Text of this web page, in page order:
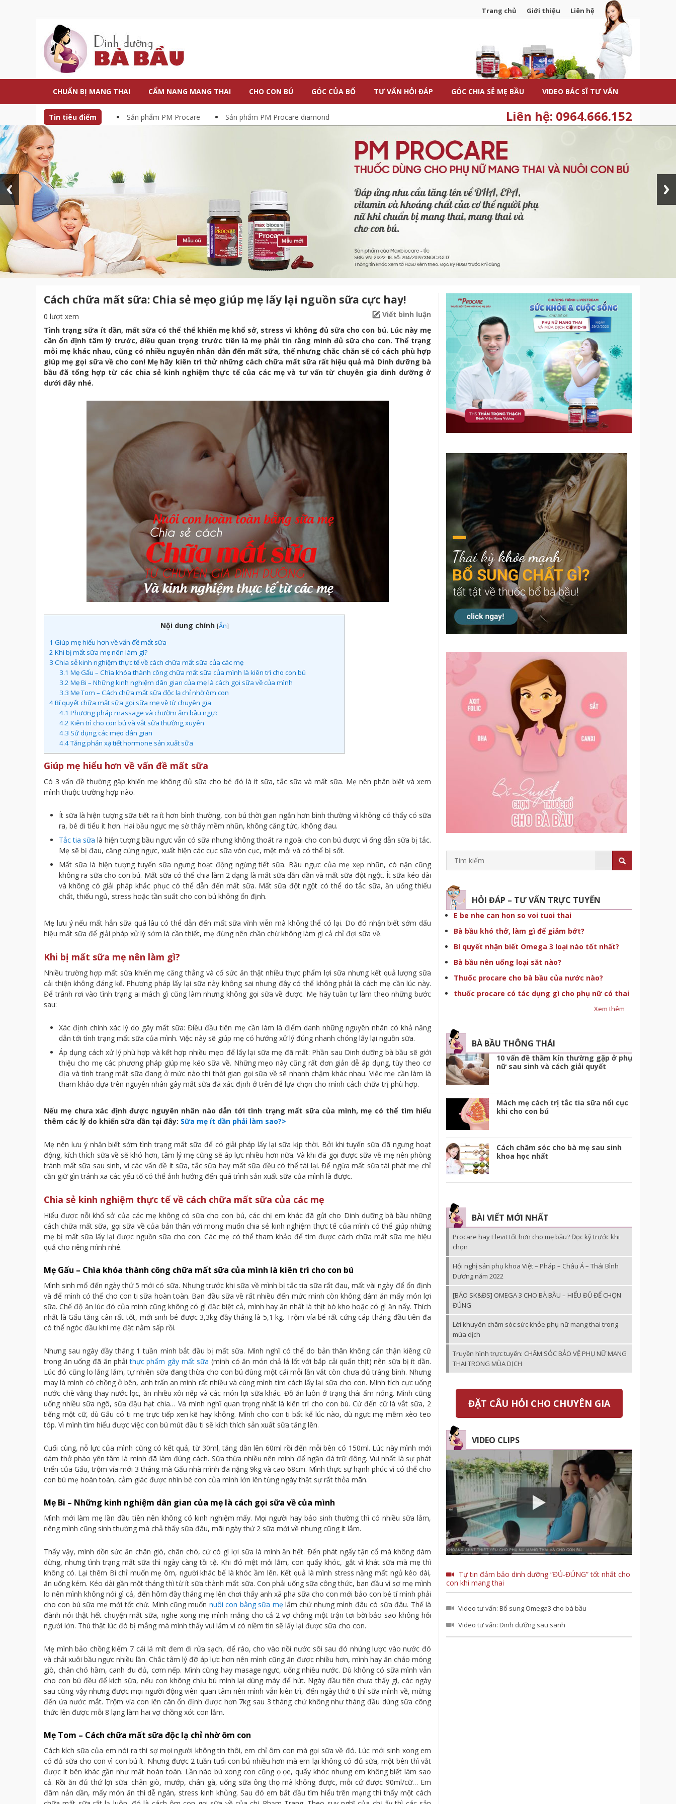
Trang chủ Giới thiệu Liên hệ
CHUẨN BỊ MANG THAI CẨM NANG MANG THAI CHO CON BÚ GÓC CỦA BỐ TƯ VẤN HỎI ĐÁP GÓC CHIA SẺ MẸ BẦU VIDEO BÁC SĨ TƯ VẤN
Tin tiêu điểm Sản phẩm PM Procare Sản phẩm PM Procare diamond Liên hệ: 0964.666.152
Cách chữa mất sữa: Chia sẻ mẹo giúp mẹ lấy lại nguồn sữa cực hay!
0 lượt xem
Viết bình luận
Tình trạng sữa ít dần, mất sữa có thể thể khiến mẹ khổ sở, stress vì không đủ sữa cho con bú. Lúc này mẹ
cần ổn định tâm lý trước, điều quan trọng trước tiên là mẹ phải tin rằng mình đủ sữa cho con. Thể trạng
mỗi mẹ khác nhau, cũng có nhiều nguyên nhân dẫn đến mất sữa, thế nhưng chắc chắn sẽ có cách phù hợp
giúp mẹ gọi sữa về cho con! Mẹ hãy kiên trì thử những cách chữa mất sữa rất hiệu quả mà Dinh dưỡng bà
bầu đã tổng hợp từ các chia sẻ kinh nghiệm thực tế của các mẹ và tư vấn từ chuyên gia dinh dưỡng ở
dưới đây nhé.
Nội dung chính [Ẩn]
1 Giúp mẹ hiểu hơn về vấn đề mất sữa
2 Khi bị mất sữa mẹ nên làm gì?
3 Chia sẻ kinh nghiệm thực tế về cách chữa mất sữa của các mẹ
3.1 Mẹ Gấu – Chìa khóa thành công chữa mất sữa của mình là kiên trì cho con bú
3.2 Mẹ Bi – Những kinh nghiệm dân gian của mẹ là cách gọi sữa về của mình
3.3 Mẹ Tom – Cách chữa mất sữa độc lạ chỉ nhờ ôm con
4Bí quyết chữa mất sữa gọi sữa mẹ về từ chuyên gia
4.1 Phương pháp massage và chườm ấm bầu ngực
4.2 Kiên trì cho con bú và vắt sữa thường xuyên
4.3 Sử dụng các mẹo dân gian
4.4Tăng phản xạ tiết hormone sản xuất sữa
Giúp mẹ hiểu hơn về vấn đề mất sữa
Có 3 vấn đề thường gặp khiến mẹ không đủ sữa cho bé đó là ít sữa, tắc sữa và mất sữa. Mẹ nên phân biệt và xem
mình thuộc trường hợp nào.
Ít sữa là hiện tượng sữa tiết ra ít hơn bình thường, con bú thời gian ngắn hơn bình thường vì không có thấy có sữa
ra, bé đi tiểu ít hơn. Hai bầu ngực mẹ sờ thấy mềm nhũn, không căng tức, không đau.
Tắc tia sữa là hiện tượng bầu ngực vẫn có sữa nhưng không thoát ra ngoài cho con bú được vì ống dẫn sữa bị tắc.
Mẹ sẽ bị đau, căng cứng ngực, xuất hiện các cục sữa vón cục, mệt mỏi và có thể bị sốt.
Mất sữa là hiện tượng tuyến sữa ngưng hoạt động ngừng tiết sữa. Bầu ngực của mẹ xẹp nhũn, có nặn cũng
không ra sữa cho con bú. Mất sữa có thể chia làm 2 dạng là mất sữa dần dần và mất sữa đột ngột. Ít sữa kéo dài
và không có giải pháp khắc phục có thể dẫn đến mất sữa. Mất sữa đột ngột có thể do tắc sữa, ăn uống thiếu
chất, thiếu ngủ, stress hoặc tần suất cho con bú không ổn định.
Mẹ lưu ý nếu mất hẳn sữa quá lâu có thể dẫn đến mất sữa vĩnh viễn mà không thể có lại. Do đó nhận biết sớm dấu
hiệu mất sữa để giải pháp xử lý sớm là cần thiết, mẹ đừng nên chần chừ không làm gì cả chỉ đợi sữa về.
Khi bị mất sữa mẹ nên làm gì?
Nhiều trường hợp mất sữa khiến mẹ căng thẳng và cố sức ăn thật nhiều thực phẩm lợi sữa nhưng kết quả lượng sữa
cải thiện không đáng kể. Phương pháp lấy lại sữa này không sai nhưng đây có thể không phải là cách mẹ cần lúc này.
Để tránh rơi vào tình trạng ai mách gì cũng làm nhưng không gọi sữa về được. Mẹ hãy tuần tự làm theo những bước
sau:
Xác định chính xác lý do gây mất sữa: Điều đầu tiên mẹ cần làm là điểm danh những nguyên nhân có khả năng
dẫn tới tình trạng mất sữa của mình. Việc này sẽ giúp mẹ có hướng xử lý đúng nhanh chóng lấy lại nguồn sữa.
Áp dụng cách xử lý phù hợp và kết hợp nhiều mẹo để lấy lại sữa mẹ đã mất: Phần sau Dinh dưỡng bà bầu sẽ giới
thiệu cho mẹ các phương pháp giúp mẹ kéo sữa về. Những mẹo này cũng rất đơn giản dễ áp dụng, tùy theo cơ
địa và tình trạng mất sữa đang ở mức nào thì thời gian gọi sữa về sẽ nhanh chậm khác nhau. Việc mẹ cần làm là
tham khảo dựa trên nguyên nhân gây mất sữa đã xác định ở trên để lựa chọn cho mình cách chữa trị phù hợp.
Nếu mẹ chưa xác định được nguyên nhân nào dẫn tới tình trạng mất sữa của mình, mẹ có thể tìm hiểu
thêm các lý do khiến sữa dần tại đây: Sữa mẹ ít dần phải làm sao?>
Mẹ nên lưu ý nhận biết sớm tình trạng mất sữa để có giải pháp lấy lại sữa kịp thời. Bởi khi tuyến sữa đã ngưng hoạt
động, kích thích sữa về sẽ khó hơn, tâm lý mẹ cũng sẽ áp lực nhiều hơn nữa. Và khi đã gọi được sữa về mẹ nên phòng
tránh mất sữa sau sinh, vì các vấn đề ít sữa, tắc sữa hay mất sữa đều có thể tái lại. Để ngừa mất sữa tái phát mẹ chỉ
cần giữ gìn tránh xa các yếu tố có thể ảnh hưởng đến quá trình sản xuất sữa của mình là được.
Chia sẻ kinh nghiệm thực tế về cách chữa mất sữa của các mẹ
Hiểu được nỗi khổ sở của các mẹ không có sữa cho con bú, các chị em khác đã gửi cho Dinh dưỡng bà bầu những
cách chữa mất sữa, gọi sữa về của bản thân với mong muốn chia sẻ kinh nghiệm thực tế của mình có thể giúp những
mẹ bị mất sữa lấy lại được nguồn sữa cho con. Các mẹ có thể tham khảo để tìm được cách chữa mất sữa mẹ hiệu
quả cho riêng mình nhé.
Mẹ Gấu – Chìa khóa thành công chữa mất sữa của mình là kiên trì cho con bú
Mình sinh mổ đến ngày thứ 5 mới có sữa. Nhưng trước khi sữa về mình bị tắc tia sữa rất đau, mất vài ngày để ổn định
và để mình có thể cho con ti sữa hoàn toàn. Ban đầu sữa về rất nhiều đến mức mình còn không dám ăn mấy món lợi
sữa. Chế độ ăn lúc đó của mình cũng không có gì đặc biệt cả, mình hay ăn nhất là thịt bò kho hoặc có gì ăn nấy. Thích
nhất là Gấu tăng cân rất tốt, mới sinh bé được 3,3kg đầy tháng là 5,1 kg. Trộm vía bé rất cứng cáp tháng đầu tiên đã
có thể ngóc đầu khi mẹ đặt nằm sấp rồi.
Nhưng sau ngày đầy tháng 1 tuần mình bắt đầu bị mất sữa. Mình nghĩ có thể do bản thân không cẩn thận kiêng cữ
trong ăn uống đã ăn phảithực phẩm gây mất sữa (mình có ăn món chả lá lốt với bắp cải quấn thịt) nên sữa bị ít dần.
Lúc đó cũng lo lắng lắm, tự nhiên sữa đang thừa cho con bú đùng một cái mỗi lần vắt còn chưa đủ tráng bình. Nhưng
may là mình có chồng ở bên, anh trấn an mình rất nhiều và cùng mình tìm cách lấy lại sữa cho con. Mình tích cực uống
nước chè vằng thay nước lọc, ăn nhiều xôi nếp và các món lợi sữa khác. Đồ ăn luôn ở trạng thái ấm nóng. Mình cũng
uống nhiều sữa ngô, sữa đậu hạt chia… Và mình nghĩ quan trọng nhất là kiên trì cho con bú. Cứ đến cữ là vắt sữa, 2
tiếng một cữ, dù Gấu có ti mẹ trực tiếp xen kẽ hay không. Mình cho con ti bất kể lúc nào, dù ngực mẹ mềm xèo teo
tóp. Vì mình tìm hiểu được việc con bú mút đầu ti sẽ kích thích sản xuất sữa tăng lên.
Cuối cùng, nỗ lực của mình cũng có kết quả, từ 30ml, tăng dần lên 60ml rồi đến mỗi bên có 150ml. Lúc này mình mới
dám thở phào yên tâm là mình đã làm đúng cách. Sữa thừa nhiều nên mình để ngăn đá trữ đông. Vui nhất là sự phát
triển của Gấu, trộm vía mới 3 tháng mà Gấu nhà mình đã nặng 9kg và cao 68cm. Mình thực sự hạnh phúc vì có thể cho
con bú mẹ hoàn toàn, cảm giác được nhìn bé con của mình lớn lên từng ngày thật sự rất thỏa mãn.
Mẹ Bi – Những kinh nghiệm dân gian của mẹ là cách gọi sữa về của mình
Mình mới làm mẹ lần đầu tiên nên không có kinh nghiệm mấy. Mọi người hay bảo sinh thường thì có nhiều sữa lắm,
riêng mình cũng sinh thường mà chả thấy sữa đâu, mãi ngày thứ 2 sữa mới về nhưng cũng ít lắm.
Thấy vậy, mình dồn sức ăn chân giò, chân chó, cứ có gì lợi sữa là mình ăn hết. Đến phát ngấy tận cổ mà không dám
dừng, nhưng tình trạng mất sữa thì ngày càng tồi tệ. Khi đó mệt mỏi lắm, con quấy khóc, gắt vì khát sữa mà mẹ thì
không có. Lại thêm Bi chỉ muốn mẹ ôm, người khác bế là khóc ầm lên. Kết quả là mình stress nặng mất ngủ kéo dài,
ăn uống kém. Kéo dài gần một tháng thì từ ít sữa thành mất sữa. Con phải uống sữa công thức, ban đầu vì sợ mẹ mình
lo nên mình không nói gì cả, đến hôm đầy tháng mẹ lên chơi thấy anh xã pha sữa cho con mới bảo con bé tí mình phải
cho con bú sữa mẹ mới tốt chứ. Mình cũng muốn nuôi con bằng sữa mẹ lắm chứ nhưng mình đâu có sữa đâu. Thế là
đành nói thật hết chuyện mất sữa, nghe xong mẹ mình mắng cho cả 2 vợ chồng một trận tơi bời bảo sao không hỏi
người lớn. Thú thật lúc đó bị mắng mà mình thấy vui lắm vì có niềm tin sẽ lấy lại được sữa cho con.
Mẹ mình bảo chồng kiếm 7 cái lá mít đem đi rửa sạch, để ráo, cho vào nồi nước sôi sau đó nhúng lược vào nước đó
và chải xuôi bầu ngực nhiều lần. Chắc tâm lý đỡ áp lực hơn nên mình cũng ăn được nhiều hơn, mình hay ăn cháo móng
giò, chân chó hầm, canh đu đủ, cơm nếp. Mình cũng hay masage ngực, uống nhiều nước. Dù không có sữa mình vẫn
cho con bú đều để kích sữa, nếu con không chịu bú mình lại dùng máy để hút. Ngày đầu tiên chưa thấy gì, các ngày
sau cũng vậy nhưng được mọi người động viên quan tâm nên mình vẫn kiên trì, đến ngày thứ 6 thì sữa mình về, mừng
đến ứa nước mắt. Trộm vía con lên cân ổn định được hơn 7kg sau 3 tháng chứ không như tháng đầu dùng sữa công
thức lên được mỗi 8 lạng làm hai vợ chồng xót con lắm.
Mẹ Tom – Cách chữa mất sữa độc lạ chỉ nhờ ôm con
Cách kích sữa của em nói ra thì sợ mọi người không tin thôi, em chỉ ôm con mà gọi sữa về đó. Lúc mới sinh xong em
có đủ sữa cho con vì con bú ít. Nhưng được 2 tuần tuổi con bú nhiều hơn mà em lại không có đủ sữa, một bên thì vắt
được ít bên khác gần như mất hoàn toàn. Lần nào bú xong con cũng ọ ọe, quấy khóc nhưng em không biết làm sao
cả. Rồi ăn đủ thứ lợi sữa: chân giò, mướp, chân gà, uống sữa ông thọ mà không được, mỗi cứ được 90ml/cữ… Em
đâm nản dần, mấy món ăn thì dễ ngán, stress kinh khủng. Sau đó em bắt đầu tìm hiểu trên mạng thì thấy một cách
HỎI ĐÁP – TƯ VẤN TRỰC TUYẾN
E be nhe can hon so voi tuoi thai
Bà bầu khó thở, làm gì để giảm bớt?
Bí quyết nhận biết Omega 3 loại nào tốt nhất?
Bà bầu nên uống loại sắt nào?
Thuốc procare cho bà bầu của nước nào?
thuốc procare có tác dụng gì cho phụ nữ có thai
Xem thêm
BÀ BẦU THÔNG THÁI
10 vấn đề thầm kín thường gặp ở phụ
nữ sau sinh và cách giải quyết
Mách mẹ cách trị tắc tia sữa nổi cục
khi cho con bú
Cách chăm sóc cho bà mẹ sau sinh
khoa học nhất
BÀI VIẾT MỚI NHẤT
Procare hay Elevit tốt hơn cho mẹ bầu? Đọc kỹ trước khi
chọn
Hội nghị sản phụ khoa Việt – Pháp – Châu Á – Thái Bình
Dương năm 2022
[BÁO SK&ĐS] OMEGA 3 CHO BÀ BẦU – HIỂU ĐỦ ĐỂ CHỌN
ĐÚNG
Lời khuyên chăm sóc sức khỏe phụ nữ mang thai trong
mùa dịch
Truyền hình trực tuyến: CHĂM SÓC BẢO VỆ PHỤ NỮ MANG
THAI TRONG MÙA DỊCH
ĐẶT CÂU HỎI CHO CHUYÊN GIA
VIDEO CLIPS
Tự tin đảm bảo dinh dưỡng “ĐỦ-ĐÚNG” tốt nhất cho
con khi mang thai
Video tư vấn: Bổ sung Omega3 cho bà bầu
Video tư vấn: Dinh dưỡng sau sanh